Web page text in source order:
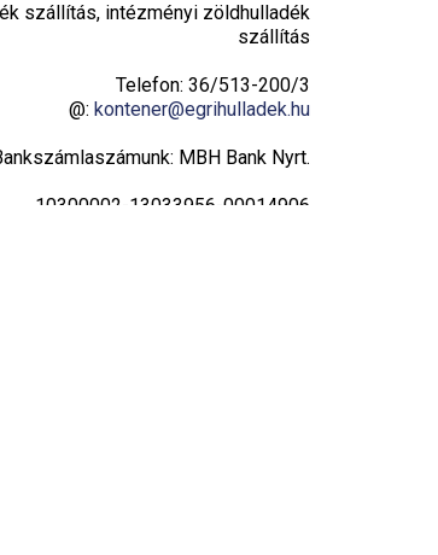
szállítás, intézményi zöldhulladék
szállítás
Telefon: 36/513-200/3
@: kontener@egrihulladek.hu
MBH Bank Nyrt.
10300002-13033956-00014906